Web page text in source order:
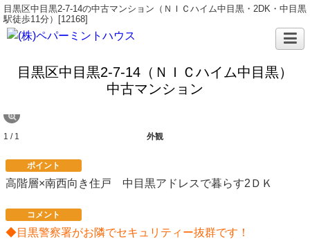
目黒区中目黒2-7-14の中古マンション（ＮＩＣハイム中目黒・2DK・中目黒
駅徒歩11分）[12168]
目黒区中目黒2-7-14（ＮＩＣハイム中目黒）
中古マンション
外観
1 / 1
ポイント
高階層×南西向き住戸 中目黒アドレスで暮らす2ＤＫ
コメント
◆目黒警察署がお隣でセキュリティー抜群です！